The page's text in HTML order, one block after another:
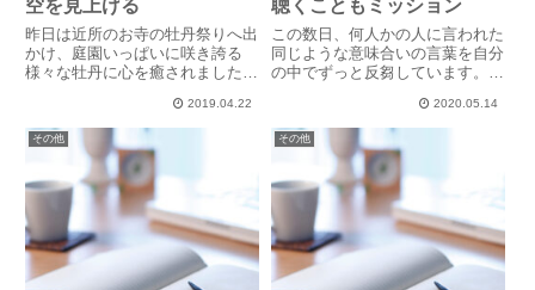
空を見上げる
昨日は近所のお寺の牡丹祭りへ出
かけ、庭園いっぱいに咲き誇る
様々な牡丹に心を癒されました。
にくの曇り空でしたが、雲間から
ほんの一瞬覗き見えた満月の光は
美しく、思わず願い事をしたほど
でした。また今日の夕陽は実に美
し...
2019.04.22
聴くこともミッション
この数日、何人かの人に言われた
同じような意味合いの言葉を自分
の中でずっと反芻しています。〇
を聞いてもらって、本当に助かっ
たことを思い出します。ありがと
うございました。話を聞いてもら
える人がいると思うだけで、と
て...
2020.05.14
その他 その他